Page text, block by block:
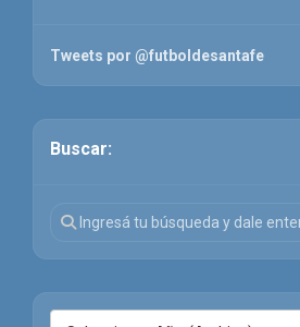
Tweets por @futboldesantafe
Buscar: